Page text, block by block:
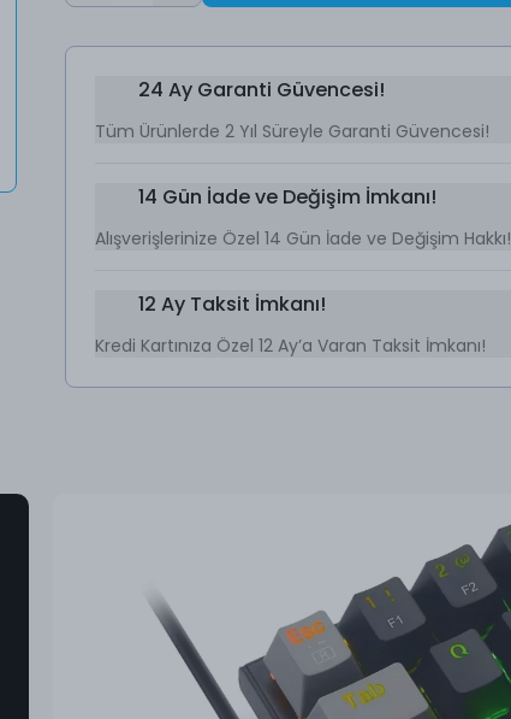
24 Ay Garanti Güvencesi!
Tüm Ürünlerde 2 Yıl Süreyle Garanti Güvencesi!
14 Gün İade ve Değişim İmkanı!
Alışverişlerinize Özel 14 Gün İade ve Değişim Hakkı!
12 Ay Taksit İmkanı!
Kredi Kartınıza Özel 12 Ay’a Varan Taksit İmkanı!